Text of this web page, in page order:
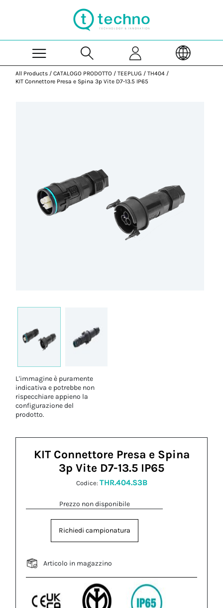
All Products / CATALOGO PRODOTTO / TEEPLUG / TH404 /
KIT Connettore Presa e Spina 3p Vite D7-13.5 IP65
L'immagine è puramente
indicativa e potrebbe non
rispecchiare appieno la
configurazione del
prodotto.
KIT Connettore Presa e Spina
3p Vite D7-13.5 IP65
Codice: THR.404.S3B
Prezzo non disponibile
Richiedi campionatura
Articolo in magazzino